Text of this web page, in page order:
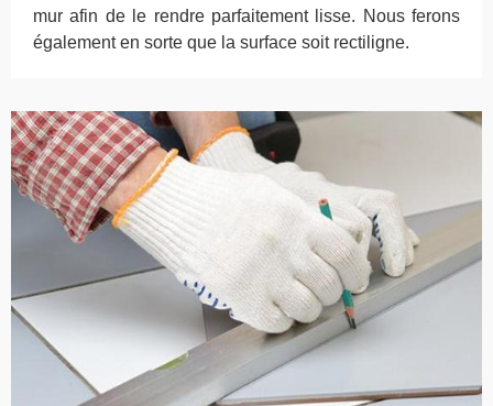
mur afin de le rendre parfaitement lisse. Nous ferons
également en sorte que la surface soit rectiligne.